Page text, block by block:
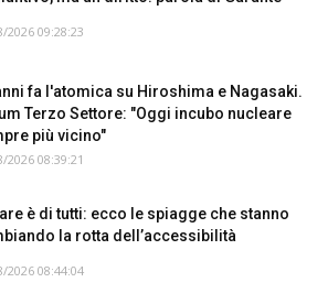
2026 09:28:23
fa l'atomica su Hiroshima e Nagasaki.
Terzo Settore: "Oggi incubo nucleare
più vicino"
2026 08:39:21
è di tutti: ecco le spiagge che stanno
la rotta dell’accessibilità
2026 08:44:04